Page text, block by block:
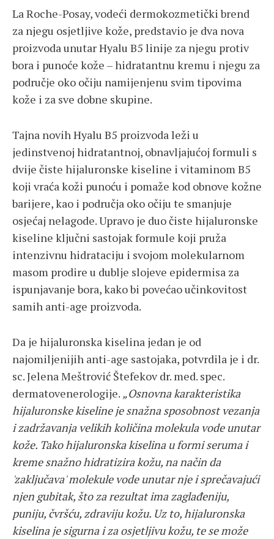
La Roche-Posay, vodeći dermokozmetički brend
za njegu osjetljive kože, predstavio je dva nova
proizvoda unutar Hyalu B5 linije za njegu protiv
bora i punoće kože – hidratantnu kremu i njegu za
područje oko očiju namijenjenu svim tipovima
kože i za sve dobne skupine.
Tajna novih Hyalu B5 proizvoda leži u
jedinstvenoj hidratantnoj, obnavljajućoj formuli s
dvije čiste hijaluronske kiseline i vitaminom B5
koji vraća koži punoću i pomaže kod obnove kožne
barijere, kao i područja oko očiju te smanjuje
osjećaj nelagode. Upravo je duo čiste hijaluronske
kiseline ključni sastojak formule koji pruža
intenzivnu hidrataciju i svojom molekularnom
masom prodire u dublje slojeve epidermisa za
ispunjavanje bora, kako bi povećao učinkovitost
samih anti-age proizvoda.
Da je hijaluronska kiselina jedan je od
najomiljenijih anti-age sastojaka, potvrdila je i dr.
sc. Jelena Meštrović Štefekov dr. med. spec.
dermatovenerologije. „Osnovna karakteristika
hijaluronske kiseline je snažna sposobnost vezanja
i zadržavanja velikih količina molekula vode unutar
kože. Tako hijaluronska kiselina u formi seruma i
kreme snažno hidratizira kožu, na način da
'zaključava' molekule vode unutar nje i sprečavajući
njen gubitak, što za rezultat ima zaglađeniju,
puniju, čvršću, zdraviju kožu. Uz to, hijaluronska
kiselina je sigurna i za osjetljivu kožu, te se može